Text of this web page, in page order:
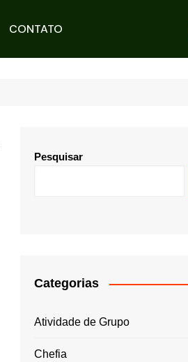
CONTATO
Pesquisar
Categorias
Atividade de Grupo
Chefia